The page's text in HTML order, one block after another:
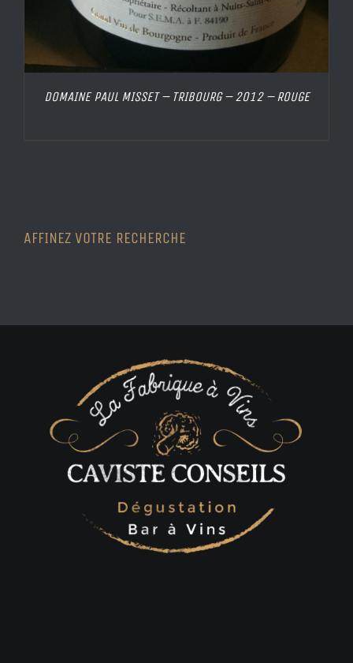
DOMAINE PAUL MISSET – TRIBOURG – 2012 – ROUGE
AFFINEZ VOTRE RECHERCHE